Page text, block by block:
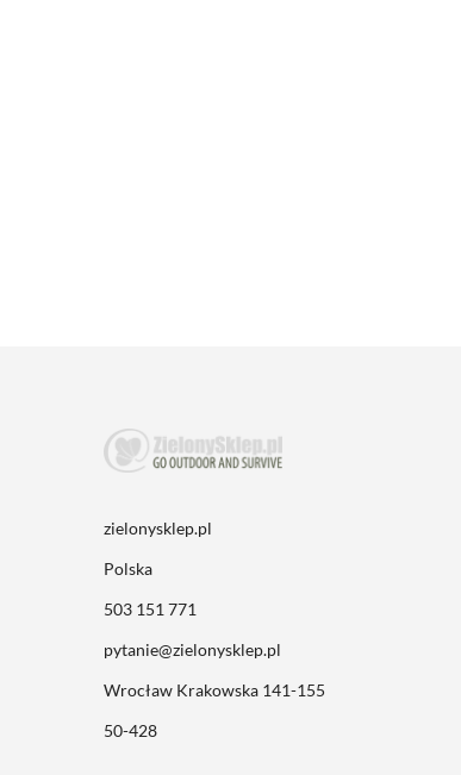
zielonysklep.pl
Polska
503 151 771
pytanie@zielonysklep.pl
Wrocław Krakowska 141-155
50-428